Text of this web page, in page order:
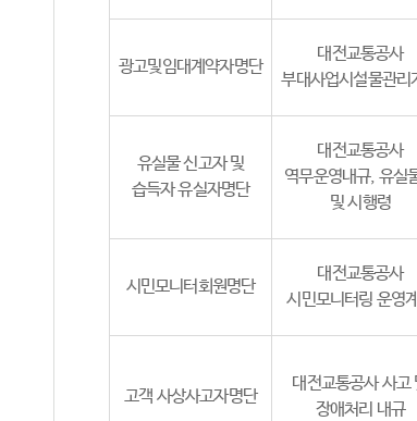
광고및임대계약자명단
대전교통공사
부대사업시설물관리
유실물 신고자 및
습득자 유실자명단
대전교통공사
역무운영내규, 유실
및 시행령
시민모니터회원명단
대전교통공사
시민모니터링 운영
고객 사상사고자명단
대전교통공사 사고
장애처리 내규